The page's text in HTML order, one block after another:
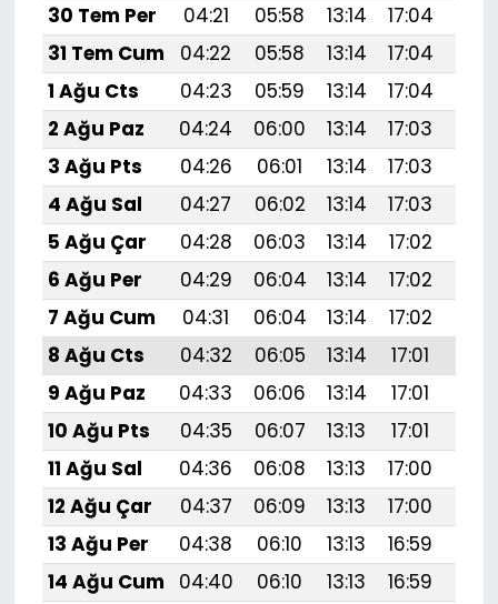
30 Tem Per
04:21 05:58 13:14 17:04
31 Tem Cum
04:22 05:58 13:14 17:04
1 Ağu Cts
04:23 05:59 13:14 17:04
2 Ağu Paz
04:24 06:00 13:14 17:03
3 Ağu Pts
04:26 06:01 13:14 17:03
4 Ağu Sal
04:27 06:02 13:14 17:03
5 Ağu Çar
04:28 06:03 13:14 17:02
6 Ağu Per
04:29 06:04 13:14 17:02
7 Ağu Cum
04:31 06:04 13:14 17:02
8 Ağu Cts
04:32 06:05 13:14 17:01
9 Ağu Paz
04:33 06:06 13:14 17:01
10 Ağu Pts
04:35 06:07 13:13 17:01
11 Ağu Sal
04:36 06:08 13:13 17:00
12 Ağu Çar
04:37 06:09 13:13 17:00
13 Ağu Per
04:38 06:10 13:13 16:59
14 Ağu Cum
04:40 06:10 13:13 16:59